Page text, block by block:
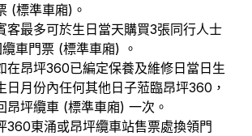
(標準車廂)。
客最多可於生日當天購買3張同行人士
車門票 (標準車廂) 。
在昂坪360已編定保養及維修日當日生
日月份內任何其他日子蒞臨昂坪360，
昂坪纜車 (標準車廂) 一次。
360東涌或昂坪纜車站售票處換領門